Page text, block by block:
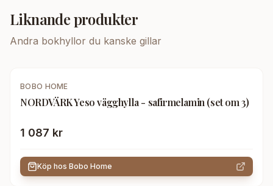
Liknande produkter
Andra bokhyllor du kanske gillar
BOBO HOME
NORDVÄRK Yeso vägghylla - safirmelamin (set om 3)
1 087 kr
Köp hos Bobo Home